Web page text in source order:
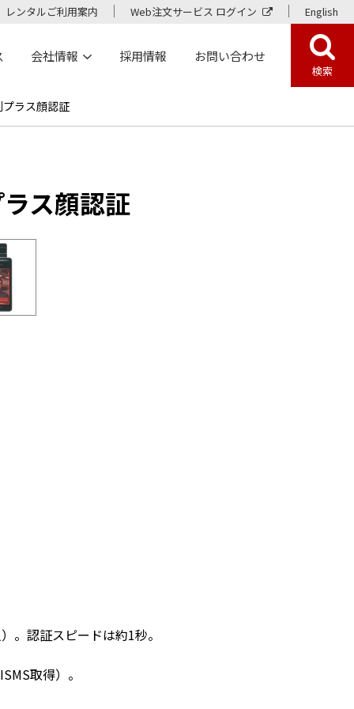
レンタルご利用案内 Web注文サービス ログイン English
会社情報 採用情報 お問い合わせ
検索
ラス顔認証
ス顔認証
。認証スピードは約1秒。
取得）。